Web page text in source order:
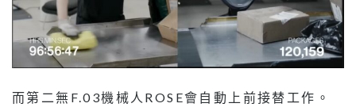
而第二無F.03機械人ROSE會自動上前接替工作。